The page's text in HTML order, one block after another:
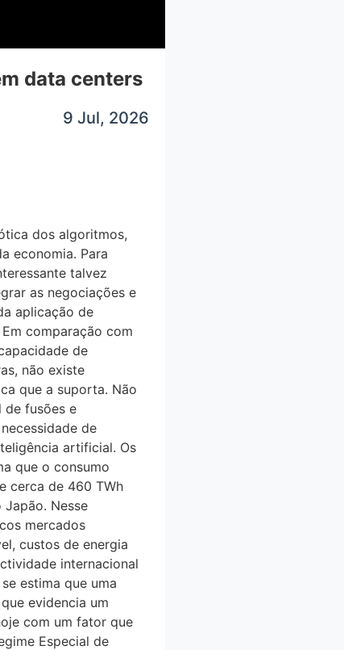
data centers
9 Jul, 2026
dos algoritmos,
economia. Para
talvez
as negociações e
aplicação de
comparação com
de
não existe
que a suporta. Não
de fusões e
de
artificial. Os
que o consumo
cerca de 460 TWh
Nesse
mercados
custos de energia
internacional
estima que uma
evidencia um
com um fator que
Especial de